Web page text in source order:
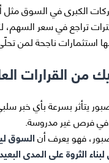
الكبرى في السوق مثل
تراجع في سعر السهم،
استثمارات ناجحة لمن
من القرارات
يتأثر بسرعة بأي خبر
في فرص غير مدروسة.
فهو يعرف أنالسوق
الثروة على المدى